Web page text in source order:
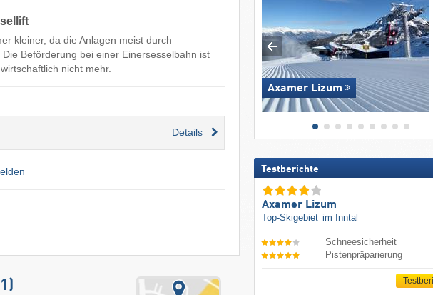
kleiner, da die Anlagen meist durch
Beförderung bei einer Einersesselbahn ist
nicht mehr.
Details
Axamer Lizum
Testberichte
Axamer Lizum
Top-Skigebiet im Inntal
Schneesicherheit
Pistenpräparierung